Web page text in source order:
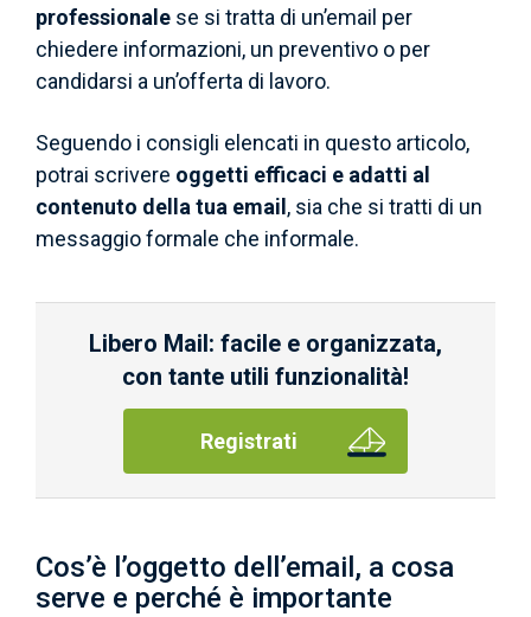
professionale se si tratta di un’email per
chiedere informazioni, un preventivo o per
candidarsi a un’offerta di lavoro.
Seguendo i consigli elencati in questo articolo,
potrai scrivere oggetti efficaci e adatti al
contenuto della tua email , sia che si tratti di un
messaggio formale che informale.
Libero Mail: facile e organizzata,
con tante utili funzionalità!
Registrati
Cos’è l’oggetto dell’email, a cosa
serve e perché è importante